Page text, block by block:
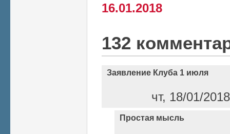
16.01.2018
132
Заявление Клуба 1 июля
чт, 18/01/
Простая мысль